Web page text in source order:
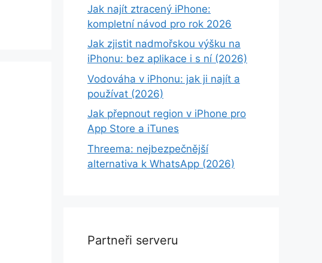
Jak najít ztracený iPhone:
kompletní návod pro rok 2026
Jak zjistit nadmořskou výšku na
iPhonu: bez aplikace i s ní (2026)
Vodováha v iPhonu: jak ji najít a
používat (2026)
Jak přepnout region v iPhone pro
App Store a iTunes
Threema: nejbezpečnější
alternativa k WhatsApp (2026)
Partneři serveru